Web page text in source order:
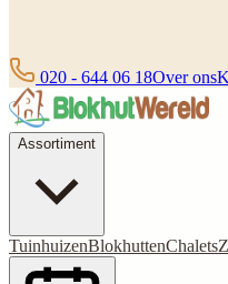
020 - 644 06 18Over ons
Assortiment
TuinhuizenBlokhuttenChalets